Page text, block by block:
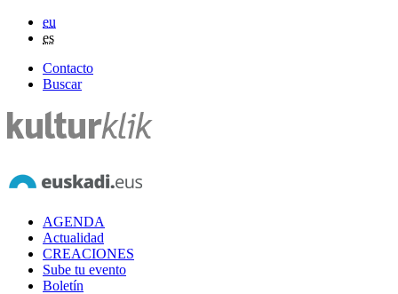
eu
es
Contacto
Buscar
AGENDA
Actualidad
CREACIONES
Sube tu evento
Boletín